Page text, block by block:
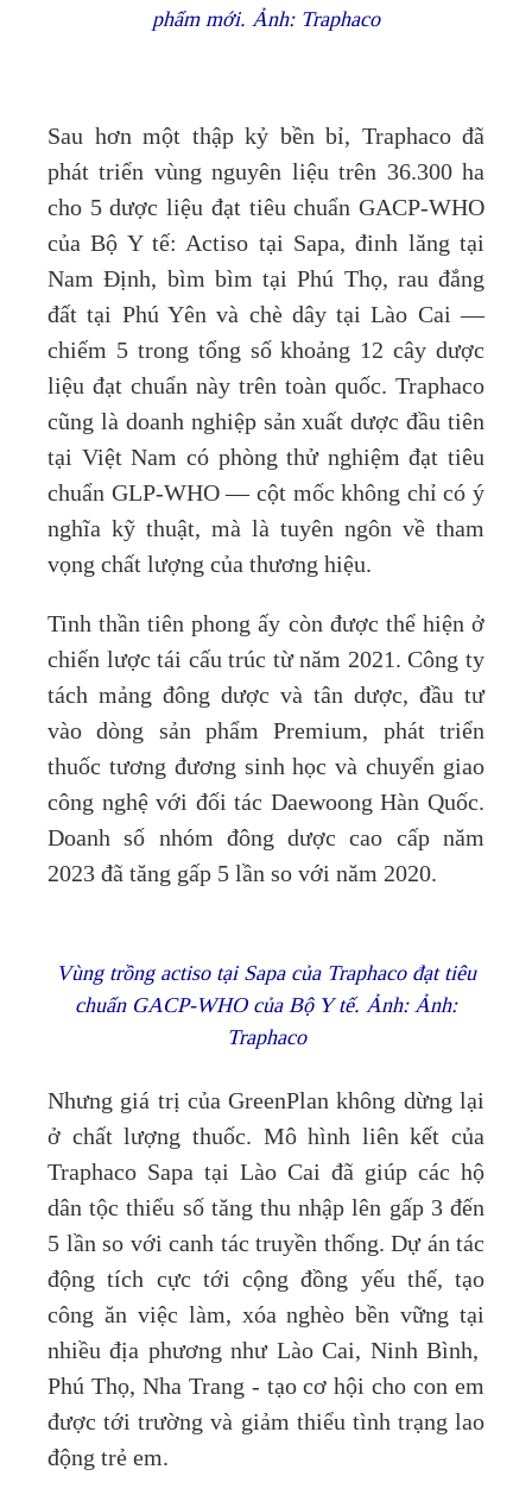
phẩm mới. Ảnh: Traphaco
Sau hơn một thập kỷ bền bỉ, Traphaco đã
phát triển vùng nguyên liệu trên 36.300 ha
cho 5 dược liệu đạt tiêu chuẩn GACP-WHO
của Bộ Y tế: Actiso tại Sapa, đinh lăng tại
Nam Định, bìm bìm tại Phú Thọ, rau đắng
đất tại Phú Yên và chè dây tại Lào Cai —
chiếm 5 trong tổng số khoảng 12 cây dược
liệu đạt chuẩn này trên toàn quốc. Traphaco
cũng là doanh nghiệp sản xuất dược đầu tiên
tại Việt Nam có phòng thử nghiệm đạt tiêu
chuẩn GLP-WHO — cột mốc không chỉ có ý
nghĩa kỹ thuật, mà là tuyên ngôn về tham
vọng chất lượng của thương hiệu.
Tinh thần tiên phong ấy còn được thể hiện ở
chiến lược tái cấu trúc từ năm 2021. Công ty
tách mảng đông dược và tân dược, đầu tư
vào dòng sản phẩm Premium, phát triển
thuốc tương đương sinh học và chuyển giao
công nghệ với đối tác Daewoong Hàn Quốc.
Doanh số nhóm đông dược cao cấp năm
2023 đã tăng gấp 5 lần so với năm 2020.
Vùng trồng actiso tại Sapa của Traphaco đạt tiêu
chuẩn GACP-WHO của Bộ Y tế. Ảnh: Ảnh:
Traphaco
Nhưng giá trị của GreenPlan không dừng lại
ở chất lượng thuốc. Mô hình liên kết của
Traphaco Sapa tại Lào Cai đã giúp các hộ
dân tộc thiểu số tăng thu nhập lên gấp 3 đến
5 lần so với canh tác truyền thống. Dự án tác
động tích cực tới cộng đồng yếu thế, tạo
công ăn việc làm, xóa nghèo bền vững tại
nhiều địa phương như Lào Cai, Ninh Bình,
Phú Thọ, Nha Trang - tạo cơ hội cho con em
được tới trường và giảm thiểu tình trạng lao
động trẻ em.